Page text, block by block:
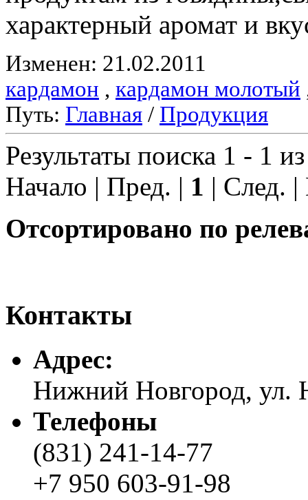
характерный аромат и
Изменен: 21.02.2011
кардамон , кардамон молотый
Путь: Главная / Продукция
Результаты поиска 1 - 1
Начало | Пред. | 1 | След.
Отсортировано по
Контакты
Адреc:
Нижний Новгород, ул.
Телефоны
(831) 241-14-77
+7 950 603-91-98